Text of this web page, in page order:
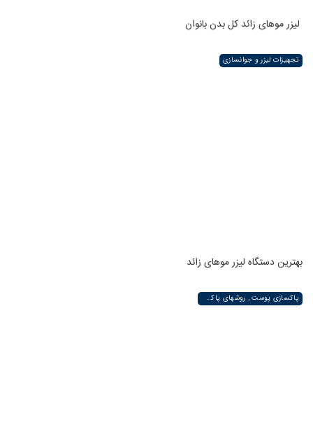
لیزر موهای زائد کل بدن بانوان
تجهیزات لیزر و جوانسازی
بهترین دستگاه لیزر موهای زائد
پاکسازی پوست , روشهای پاکسازی پوست صورت و دست , پاکسازی انواع مختلف پوست | لیزر لند